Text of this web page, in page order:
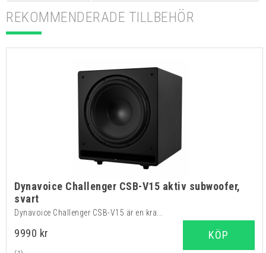
REKOMMENDERADE TILLBEHÖR
Dynavoice Challenger CSB-V15 aktiv subwoofer,
svart
Dynavoice Challenger CSB-V15 är en kra...
9990 kr KÖP